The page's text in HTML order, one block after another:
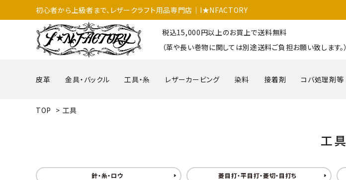
初心者から上級者まで、レザークラフト用品専門店│I★NFACTORY
税込15,000円以上のお買上で送料無料
（革や長い巻物に関しては別途送料ご負担お願い致します。）
皮革 金具・バックル 工具・糸 レザーカービング 染料 接着剤 コバ処理剤等
TOP > 工具
工具
針・糸・ロウ 菱目打・平目打・菱切・目打ち